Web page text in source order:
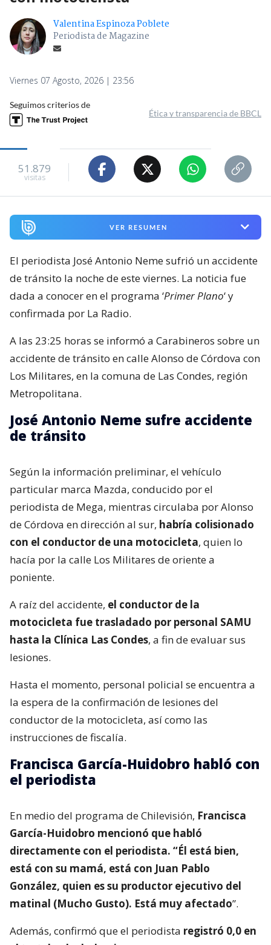
Valentina Espinoza Poblete
Periodista de Magazine
Viernes 07 Agosto, 2026 | 23:56
Seguimos criterios de
Ética y transparencia de BBCL
51.879
visitas
VER RESUMEN
El periodista José Antonio Neme sufrió un accidente
de tránsito la noche de este viernes. La noticia fue
dada a conocer en el programa ‘Primer Plano‘ y
confirmada por La Radio.
A las 23:25 horas se informó a Carabineros sobre un
accidente de tránsito en calle Alonso de Córdova con
Los Militares, en la comuna de Las Condes, región
Metropolitana.
José Antonio Neme sufre accidente
de tránsito
Según la información preliminar, el vehículo
particular marca Mazda, conducido por el
periodista de Mega, mientras circulaba por Alonso
de Córdova en dirección al sur, habría colisionado
con el conductor de una motocicleta, quien lo
hacía por la calle Los Militares de oriente a
poniente.
A raíz del accidente, el conductor de la
motocicleta fue trasladado por personal SAMU
hasta la Clínica Las Condes, a fin de evaluar sus
lesiones.
Hasta el momento, personal policial se encuentra a
la espera de la confirmación de lesiones del
conductor de la motocicleta, así como las
instrucciones de fiscalía.
Francisca García-Huidobro habló con
el periodista
En medio del programa de Chilevisión, Francisca
García-Huidobro mencionó que habló
directamente con el periodista. “Él está bien,
está con su mamá, está con Juan Pablo
González, quien es su productor ejecutivo del
matinal (Mucho Gusto). Está muy afectado”.
Además, confirmó que el periodista registró 0,0 en